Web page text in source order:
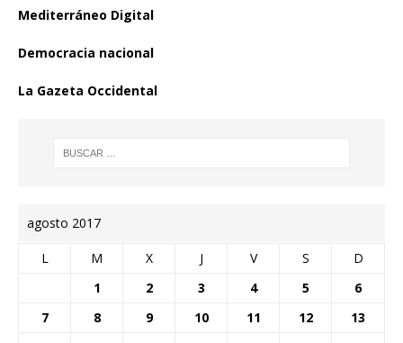
Mediterráneo Digital
Democracia nacional
La Gazeta Occidental
agosto 2017
L M X J V S D
1 2 3 4 5
6
7
8 9 10 11 12
13